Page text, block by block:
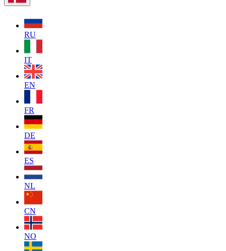
RU
IT
EN
FR
DE
ES
NL
CN
NO